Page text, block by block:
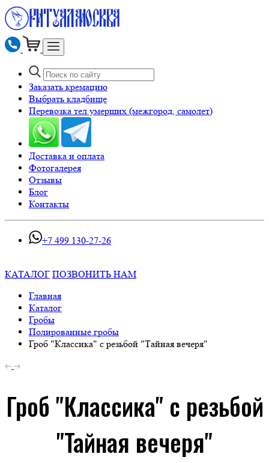
Заказать кремацию
Выбрать кладбище
Перевозка тел умерших (межгород, самолет)
Доставка и оплата
Фотогалерея
Отзывы
Блог
Контакты
+7 499 130-27-26
КАТАЛОГ ПОЗВОНИТЬ НАМ
Главная
Каталог
Гробы
Полированные гробы
Гроб "Классика" с резьбой "Тайная вечеря"
Гроб "Классика" с резьбой
"Тайная вечеря"